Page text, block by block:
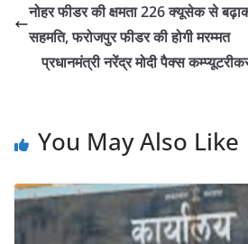
नोहर फीडर की क्षमता 226 क्यूसेक से
सहमति, फरोजपुर फीडर की होगी मरम्मत
प्रधानमंत्री नरेंद्र मोदी पैक्स
You May Also Like